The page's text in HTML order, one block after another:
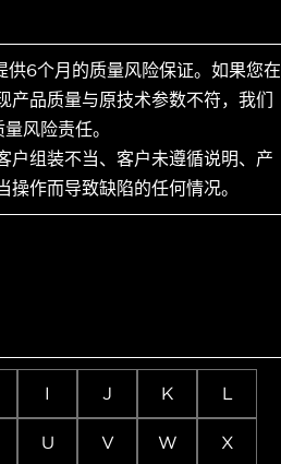
6个月的质量风险保证。如果您在
产品质量与原技术参数不符，我们
风险责任。
户组装不当、客户未遵循说明、产
操作而导致缺陷的任何情况。
I J K L
U V W X